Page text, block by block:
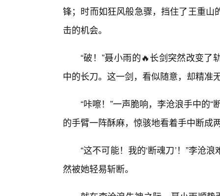
锋；时而如狂风般急骤，挡住了王重
击的机会。
“破！”聂小雨的🔥长剑突然改变
中的长刀。这一剑，看似随意，却精准
“咔嚓！”一声脆响，李沧浪手中的
的手臂一阵酥麻，惊骇地看着手中断成
“这不可能！我的‘断魂刀’！”李沧
然被她轻易斩断。